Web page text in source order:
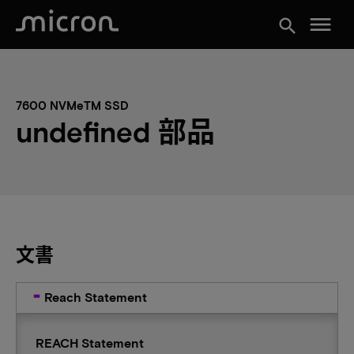
search menu
7600 NVMeTM SSD
undefined 部品
文書
Reach Statement
REACH Statement